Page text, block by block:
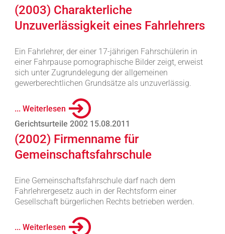
(2003) Charakterliche
Unzuverlässigkeit eines Fahrlehrers
Ein Fahrlehrer, der einer 17-jährigen Fahrschülerin in
einer Fahrpause pornographische Bilder zeigt, erweist
sich unter Zugrundelegung der allgemeinen
gewerberechtlichen Grundsätze als unzuverlässig.
... Weiterlesen
Gerichtsurteile 2002 15.08.2011
(2002) Firmenname für
Gemeinschaftsfahrschule
Eine Gemeinschaftsfahrschule darf nach dem
Fahrlehrergesetz auch in der Rechtsform einer
Gesellschaft bürgerlichen Rechts betrieben werden.
... Weiterlesen